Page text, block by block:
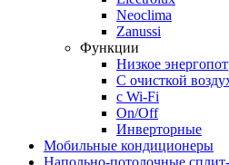
Neoclima
Zanussi
Функции
Низкое
С очисткой
с Wi-Fi
On/Off
Инверторные
Мобильные кондиционеры
Напольно-потолоч​ные